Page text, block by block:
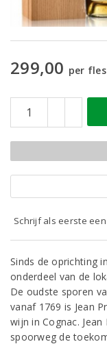
299,00 per fles
Schrijf als eerste
Sinds de oprichting
onderdeel van de
De oudste sporen
vanaf 1769 is Jean
wijn in Cognac.
spoorweg de